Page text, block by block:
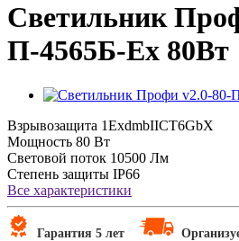
Светильник
П-4565Б-Ex 80Вт
Взрывозащита 1ExdmbIICT6GbX
Мощность 80 Вт
Световой поток 10500 Лм
Степень защиты IP66
Все характеристики
Гарантия 5 лет